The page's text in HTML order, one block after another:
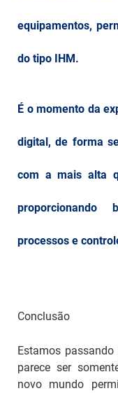
equipamentos,
do tipo IHM.
É o momento da
digital, de forma
com a mais alta
processos e
Conclusão
Estamos
parece ser
novo mundo